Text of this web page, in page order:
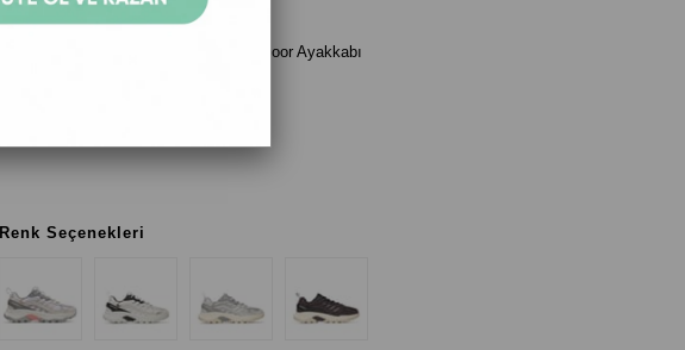
Merrell Speed Strike 2 Trek Kadın Outdoor Ayakkabı
Renk Seçenekleri